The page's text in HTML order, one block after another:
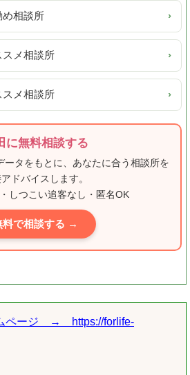
め相談所 ›
メ相談所 ›
メ相談所 ›
に無料相談する
ータをもとに、あなたに合う相談所を
ドバイスします。
しつこい追客なし・匿名OK
料で相談する →
ページ → https://forlife-